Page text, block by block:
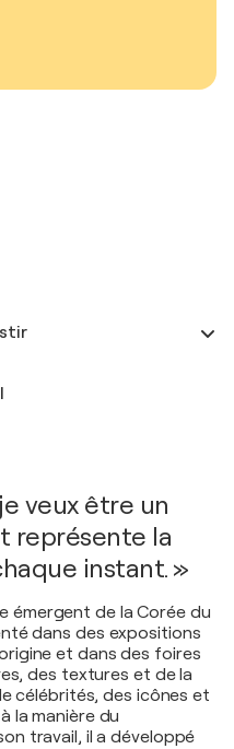
veux être un
représente la
instant. »
émergent de la Corée du
dans des expositions
et dans des foires
des textures et de la
célébrités, des icônes et
la manière du
travail, il a développé